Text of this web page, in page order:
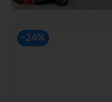
-24%